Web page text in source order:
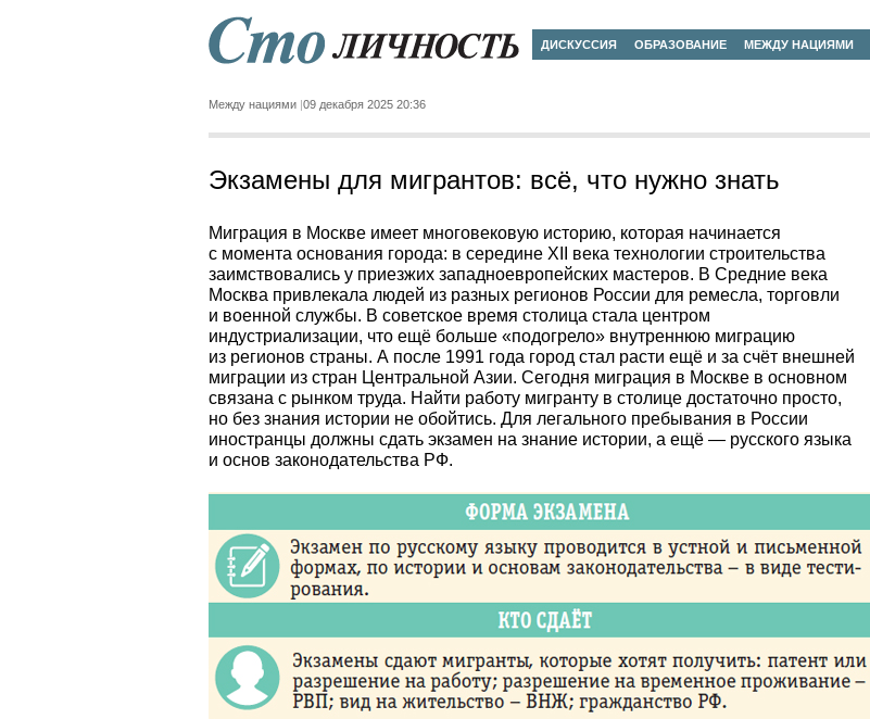
ДИСКУССИЯ ОБРАЗОВАНИЕ МЕЖДУ НАЦИЯМИ
Между нациями 09 декабря 2025 20:36
Экзамены для мигрантов: всё, что нужно знать
Миграция в Москве имеет многовековую историю, которая начинается
с момента основания города: в середине XII века технологии строительства
заимствовались у приезжих западноевропейских мастеров. В Средние века
Москва привлекала людей из разных регионов России для ремесла, торговли
и военной службы. В советское время столица стала центром
индустриализации, что ещё больше «подогрело» внутреннюю миграцию
из регионов страны. А после 1991 года город стал расти ещё и за счёт внешней
миграции из стран Центральной Азии. Сегодня миграция в Москве в основном
связана с рынком труда. Найти работу мигранту в столице достаточно просто,
но без знания истории не обойтись. Для легального пребывания в России
иностранцы должны сдать экзамен на знание истории, а ещё — русского языка
и основ законодательства РФ.